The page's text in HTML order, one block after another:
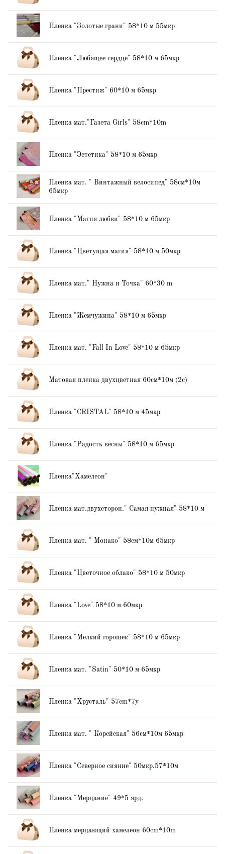
Пленка "Золотые грани" 58*10 м 55мкр
Пленка "Любящее сердце" 58*10 м 65мкр
Пленка "Престиж" 60*10 м 65мкр
Пленка мат."Газета Girls" 58cm*10m
Пленка "Эстетика" 58*10 м 65мкр
Пленка мат. " Винтажный велосипед" 58см*10м
65мкр
Пленка "Магия любви" 58*10 м 65мкр
Пленка "Цветущая магия" 58*10 м 50мкр
Пленка мат." Нужна и Точка" 60*30 m
Пленка "Жемчужина" 58*10 м 65мкр
Пленка мат. "Fall In Love" 58*10 м 65мкр
Матовая пленка двухцветная 60см*10м (2c)
Пленка "CRISTAL" 58*10 м 45мкр
Пленка "Радость весны" 58*10 м 65мкр
Пленка"Хамелеон"
Пленка мат.двухсторон." Самая нужная" 58*10 м
Пленка мат. " Монако" 58см*10м 65мкр
Пленка "Цветочное облако" 58*10 м 50мкр
Пленка "Love" 58*10 м 60мкр
Пленка "Мелкий горошек" 58*10 м 65мкр
Пленка мат. "Satin" 50*10 м 65мкр
Пленка "Хрусталь" 57cm*7y
Пленка мат. " Корейская" 56см*10м 65мкр
Пленка "Северное сияние" 50мкр.57*10м
Пленка "Мерцание" 49*5 ярд.
Пленка мерцающий хамелеон 60cm*10m